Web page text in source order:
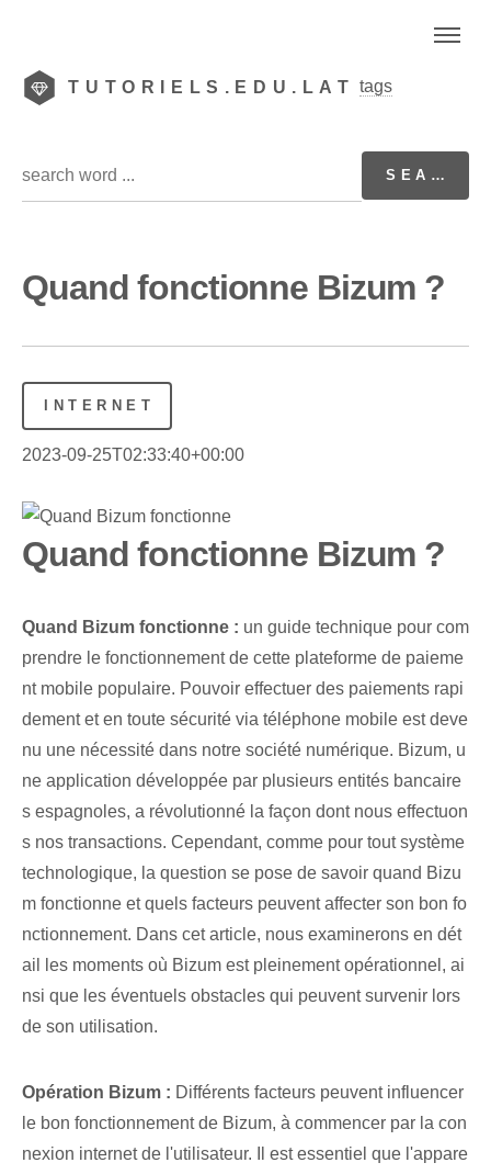
TUTORIELS.EDU.LAT tags
Quand fonctionne Bizum ?
INTERNET
2023-09-25T02:33:40+00:00
Quand fonctionne Bizum ?
Quand Bizum fonctionne : un guide technique pour com
prendre le fonctionnement de cette plateforme de paieme
nt mobile ⁤populaire⁢. Pouvoir effectuer des paiements rapi
dement et en toute sécurité via téléphone mobile est deve
nu une nécessité dans notre société numérique. Bizum, u
ne application développée par plusieurs entités bancaire
s espagnoles, a révolutionné la façon dont nous effectuon
s nos transactions. Cependant, comme pour tout système
technologique, la question se pose de savoir quand Bizu
m fonctionne et quels facteurs peuvent affecter son bon fo
nctionnement. Dans cet article, nous examinerons en dét
ail les moments où Bizum est pleinement opérationnel, ai
nsi que les éventuels obstacles qui peuvent survenir lors
de son utilisation.
Opération Bizum : Différents facteurs peuvent influencer
le bon fonctionnement de Bizum, à commencer par la con
nexion internet de l'utilisateur. Il est essentiel que l'appare